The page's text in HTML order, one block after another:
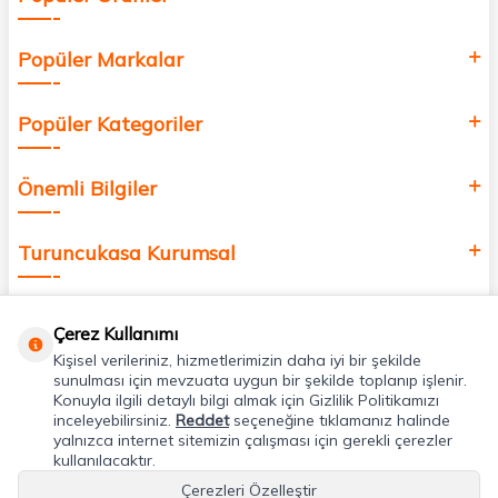
Popüler Markalar
Popüler Kategoriler
Önemli Bilgiler
Turuncukasa Kurumsal
Uygulamalarımız
Adres & İletişim
Çerez Kullanımı
Kişisel verileriniz, hizmetlerimizin daha iyi bir şekilde
sunulması için mevzuata uygun bir şekilde toplanıp işlenir.
Konuyla ilgili detaylı bilgi almak için Gizlilik Politikamızı
inceleyebilirsiniz. Reddetseçeneğine tıklamanız halinde
yalnızca internet sitemizin çalışması için gerekli çerezler
kullanılacaktır.
Çerezleri Özelleştir